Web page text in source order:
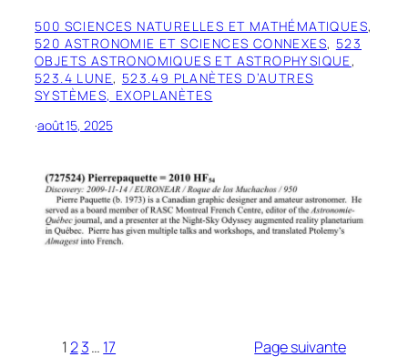
500 SCIENCES NATURELLES ET MATHÉMATIQUES
520 ASTRONOMIE ET SCIENCES CONNEXES, 523
OBJETS ASTRONOMIQUES ET ASTROPHYSIQUE
523.4 LUNE, 523.49 PLANÈTES D’AUTRES
SYSTÈMES, EXOPLANÈTES
·août 15, 2025
123… 17 Page suivante